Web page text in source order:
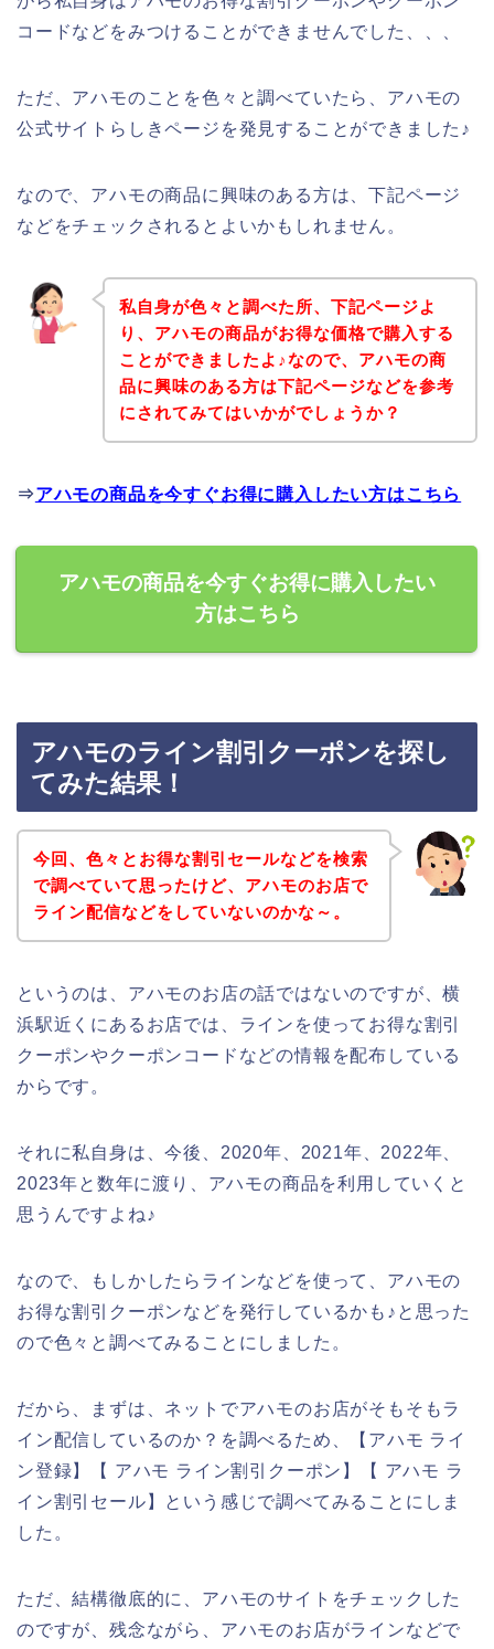
コードなどをみつけることができませんでした、、、
ただ、アハモのことを色々と調べていたら、アハモの
公式サイトらしきページを発見することができました♪
なので、アハモの商品に興味のある方は、下記ページ
などをチェックされるとよいかもしれません。
私自身が色々と調べた所、下記ページよ
り、アハモの商品がお得な価格で購入する
ことができましたよ♪なので、アハモの商
品に興味のある方は下記ページなどを参考
にされてみてはいかがでしょうか？
⇒アハモの商品を今すぐお得に購入したい方はこちら
アハモの商品を今すぐお得に購入したい
方はこちら
アハモのライン割引クーポンを探し
てみた結果！
今回、色々とお得な割引セールなどを検索
で調べていて思ったけど、アハモのお店で
ライン配信などをしていないのかな～。
というのは、アハモのお店の話ではないのですが、横
浜駅近くにあるお店では、ラインを使ってお得な割引
クーポンやクーポンコードなどの情報を配布している
からです。
それに私自身は、今後、2020年、2021年、2022年、
2023年と数年に渡り、アハモの商品を利用していくと
思うんですよね♪
なので、もしかしたらラインなどを使って、アハモの
お得な割引クーポンなどを発行しているかも♪と思った
ので色々と調べてみることにしました。
だから、まずは、ネットでアハモのお店がそもそもラ
イン配信しているのか？を調べるため、【アハモ ライ
ン登録】【 アハモ ライン割引クーポン】【 アハモ ラ
イン割引セール】という感じで調べてみることにしま
した。
ただ、結構徹底的に、アハモのサイトをチェックした
のですが、残念ながら、アハモのお店がラインなどで